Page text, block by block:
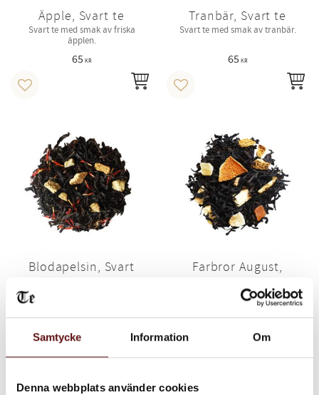
Samtycke Information Om
Denna webbplats använder cookies
Äpple, Svart te
Svart te med smak av friska
äpplen.
65 KR
Lägg till i favoriter
Tranbär, Svart te
Svart te med smak av tranbär.
65 KR
Lägg till i favoriter
Blodapelsin, Svart
Svart te med frisk smak av
Lägg till i favoriter
Farbror August,
Ett tropiskt svart te med smak
av papaya, kokos, ananas,
apelsin och citrus.
Lägg till i favoriter